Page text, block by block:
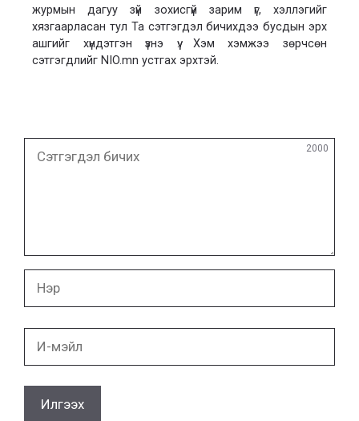
журмын дагуу зүй зохисгүй зарим үг, хэллэгийг
хязгаарласан тул Та сэтгэгдэл бичихдээ бусдын эрх
ашгийг хүндэтгэн үзнэ үү. Хэм хэмжээ зөрчсөн
сэтгэгдлийг NIO.mn устгах эрхтэй.
2000
мэйл